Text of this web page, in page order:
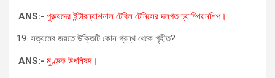
ANS:- পুরুষদের ইন্টারন্যাশনাল টেবিল টেনিসের দলগত চ্যাম্পিয়নশিপ।
সত্যমেব জয়তে উক্তিটি কোন গ্রন্থ থেকে গৃহীত?
ANS:- মুণ্ডক উপনিষদ।